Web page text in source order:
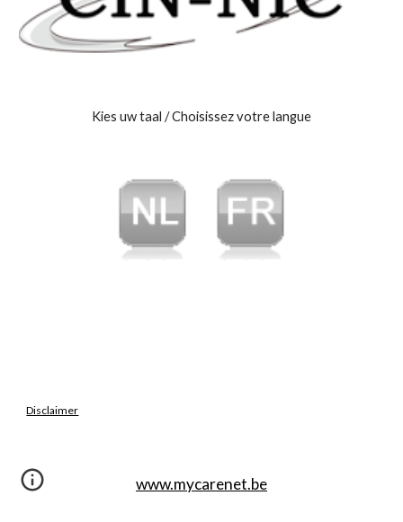
Kies uw taal / Choisissez votre langue
Disclaimer
www.mycarenet.be